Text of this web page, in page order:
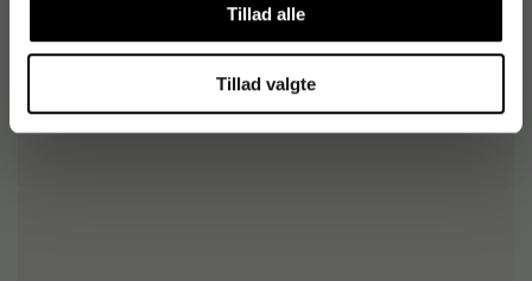
Tillad alle
Tillad valgte